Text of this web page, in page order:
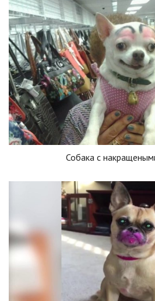
Собака с